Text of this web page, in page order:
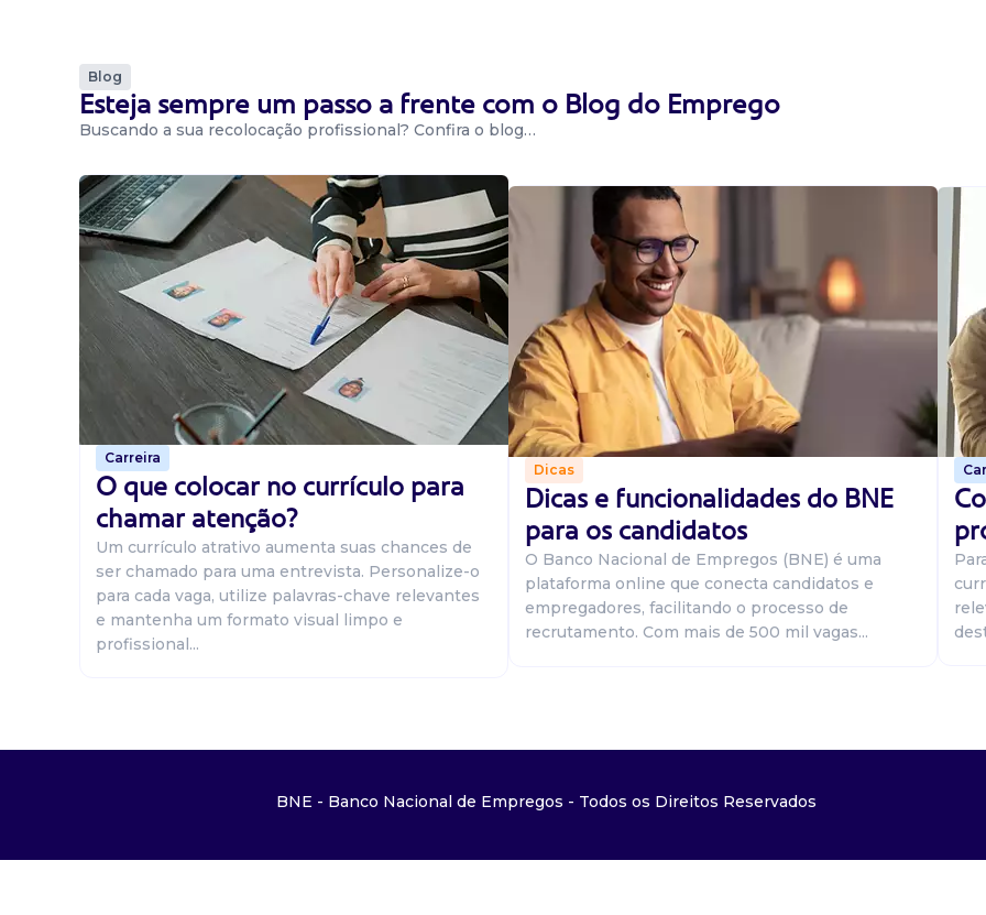
Blog
Esteja sempre um passo a frente com o Blog do Emprego
Buscando a sua recolocação profissional? Confira o blog…
Carreira
O que colocar no currículo para
chamar atenção?
Um currículo atrativo aumenta suas chances de
ser chamado para uma entrevista. Personalize-o
para cada vaga, utilize palavras-chave relevantes
e mantenha um formato visual limpo e
profissional...
Dicas
Dicas e funcionalidades do BNE
para os candidatos
O Banco Nacional de Empregos (BNE) é uma
plataforma online que conecta candidatos e
empregadores, facilitando o processo de
recrutamento. Com mais de 500 mil vagas...
BNE - Banco Nacional de Empregos - Todos os Direitos Reservados